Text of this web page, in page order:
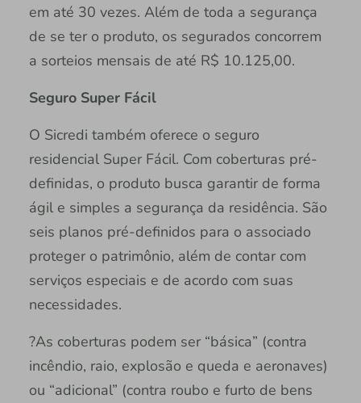
em até 30 vezes. Além de toda a segurança
de se ter o produto, os segurados concorrem
a sorteios mensais de até R$ 10.125,00.
Seguro Super Fácil
O Sicredi também oferece o seguro
residencial Super Fácil. Com coberturas pré-
definidas, o produto busca garantir de forma
ágil e simples a segurança da residência. São
seis planos pré-definidos para o associado
proteger o patrimônio, além de contar com
serviços especiais e de acordo com suas
necessidades.
?As coberturas podem ser “básica” (contra
incêndio, raio, explosão e queda e aeronaves)
ou “adicional” (contra roubo e furto de bens